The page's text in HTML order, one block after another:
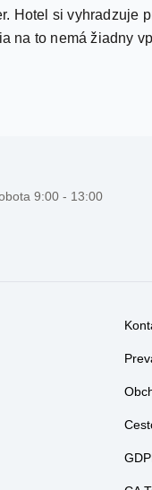
Hotel si vyhradzuje
na to nemá žiadny
9:00 - 13:00